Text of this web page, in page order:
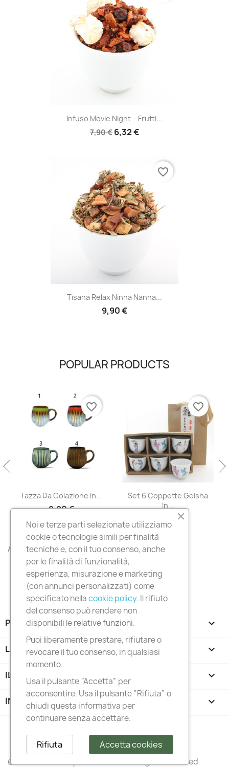
Infuso Movie Night – Frutti...
7,90 € 6,32 €
Tisana Relax Ninna Nanna...
9,90 €
favorite_border
POPULAR PRODUCTS
Da Colazione In...
9,90 €
favorite_border
Set 6 Coppette Geisha
In...
34,90 €
Barattolo
All products
PRODOTTI 
LA NOSTRA AZIENDA 
IL TUO ACCOUNT 
INFORMAZIONI NEGOZIO keyboard_arrow_down
Follow us
© 2026 – – All Rights Reserved
Noi e terze parti selezionate utilizziamo
cookie o tecnologie simili per finalità
tecniche e, con il tuo consenso, anche
per le finalità di funzionalità,
esperienza, misurazione e marketing
(con annunci personalizzati) come
specificato nellacookie policy. Il rifiuto
del consenso può rendere non
disponibili le relative funzioni.
Puoi liberamente prestare, rifiutare o
revocare il tuo consenso, in qualsiasi
momento.
Usa il pulsante “Accetta” per
acconsentire. Usa il pulsante “Rifiuta” o
chiudi questa informativa per
continuare senza accettare.
Accetta cookies
Rifiuta